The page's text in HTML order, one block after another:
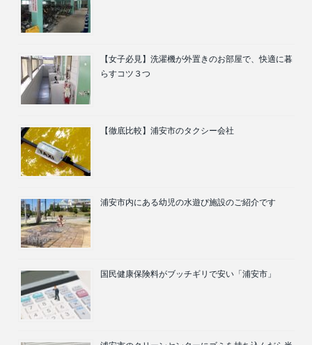
【女子必見】洗濯機が外置きのお部屋で、快適に暮
らすコツ３つ
【徹底比較】浦安市のタクシー会社
浦安市内にある幼児の水遊び施設のご紹介です
国民健康保険料がブッチギリで安い「浦安市」